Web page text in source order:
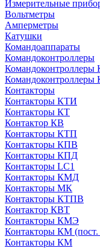
Измерительные
Вольтметры
Амперметры
Катушки
Командоаппараты
Командоконтроллеры
Контакторы
Контакторы КТИ
Контакторы КТ
Контактор КВ
Контакторы КТП
Контакторы КПВ
Контакторы КПД
Контакторы LC1
Контакторы КМД
Контакторы МК
Контакторы КТПВ
Контактор КВТ
Контакторы КМЭ
Контакторы КМ (пост.
Контакторы КМ